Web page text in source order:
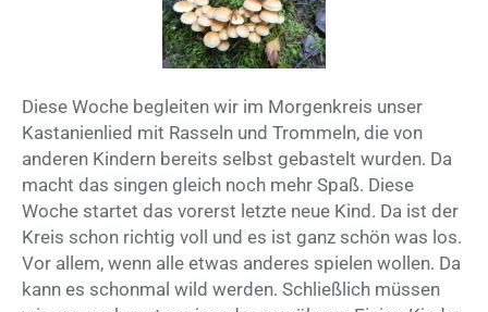
Diese Woche begleiten wir im Morgenkreis unser
Kastanienlied mit Rasseln und Trommeln, die von
anderen Kindern bereits selbst gebastelt wurden. Da
macht das singen gleich noch mehr Spaß. Diese
Woche startet das vorerst letzte neue Kind. Da ist der
Kreis schon richtig voll und es ist ganz schön was los.
Vor allem, wenn alle etwas anderes spielen wollen. Da
kann es schonmal wild werden. Schließlich müssen